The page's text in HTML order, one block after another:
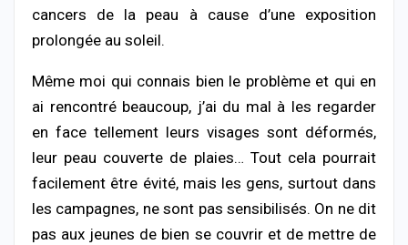
cancers de la peau à cause d’une exposition
prolongée au soleil.
Même moi qui connais bien le problème et qui en
ai rencontré beaucoup, j’ai du mal à les regarder
en face tellement leurs visages sont déformés,
leur peau couverte de plaies… Tout cela pourrait
facilement être évité, mais les gens, surtout dans
les campagnes, ne sont pas sensibilisés. On ne dit
pas aux jeunes de bien se couvrir et de mettre de